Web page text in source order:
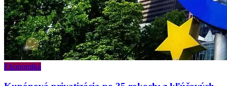
Ekonomika